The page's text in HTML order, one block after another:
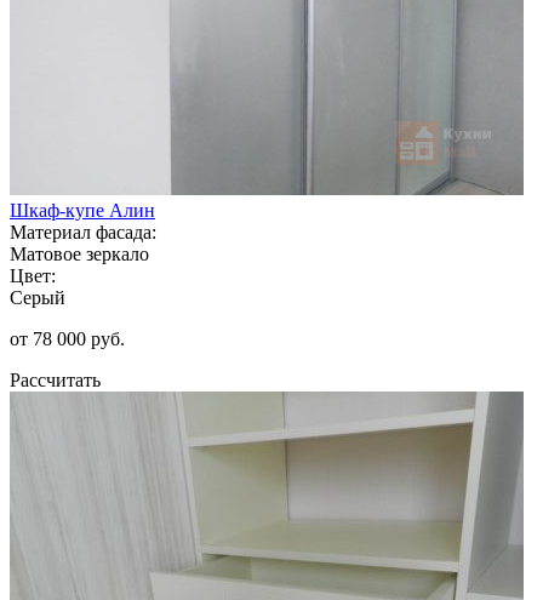
Шкаф-купе Алин
Материал фасада:
Матовое зеркало
Цвет:
Серый
от 78 000 руб.
Рассчитать